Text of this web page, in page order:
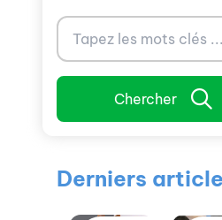
Chercher
Derniers